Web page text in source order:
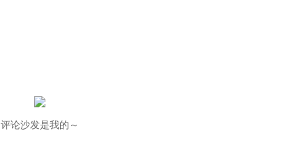
评论沙发是我的～